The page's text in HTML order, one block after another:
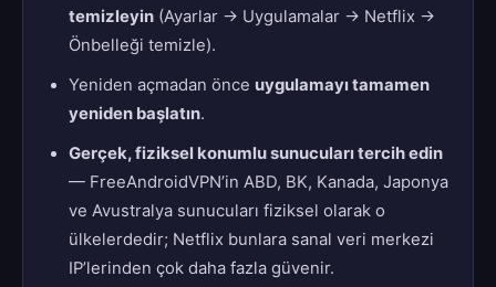
temizleyin(Ayarlar → Uygulamalar → Netflix →
Önbelleği temizle).
Yeniden açmadan önce uygulamayı tamamen
yeniden başlatın.
Gerçek, fiziksel konumlu sunucuları tercih edin
— FreeAndroidVPN’in ABD, BK, Kanada, Japonya
ve Avustralya sunucuları fiziksel olarak o
ülkelerdedir; Netflix bunlara sanal veri merkezi
IP’lerinden çok daha fazla güvenir.